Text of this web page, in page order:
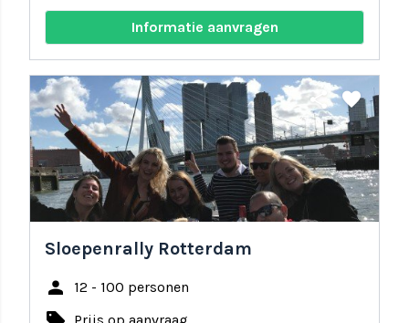
Informatie aanvragen
share favorite
Sloepenrally Rotterdam
person 12 - 100 personen